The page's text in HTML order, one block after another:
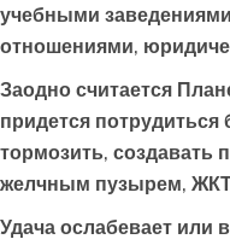
учебными
отношениями,
Заодно считается
придется
тормозить, создавать
желчным пузырем,
Удача ослабевает или